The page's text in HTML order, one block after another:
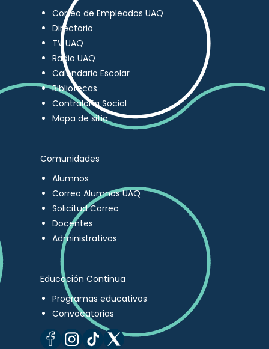
Correo de Empleados UAQ
Directorio
TV UAQ
Radio UAQ
Calendario Escolar
Bibliotecas
Contraloría Social
Mapa de sitio
Comunidades
Alumnos
Correo Alumnos UAQ
Solicitud Correo
Docentes
Administrativos
Educación Continua
Programas educativos
Convocatorias